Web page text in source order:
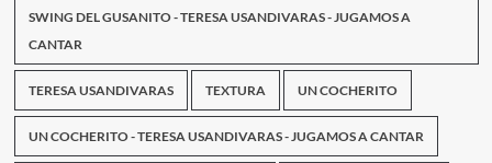
SWING DEL GUSANITO - TERESA USANDIVARAS - JUGAMOS A
CANTAR
TERESA USANDIVARAS TEXTURA UN COCHERITO
UN COCHERITO - TERESA USANDIVARAS - JUGAMOS A CANTAR